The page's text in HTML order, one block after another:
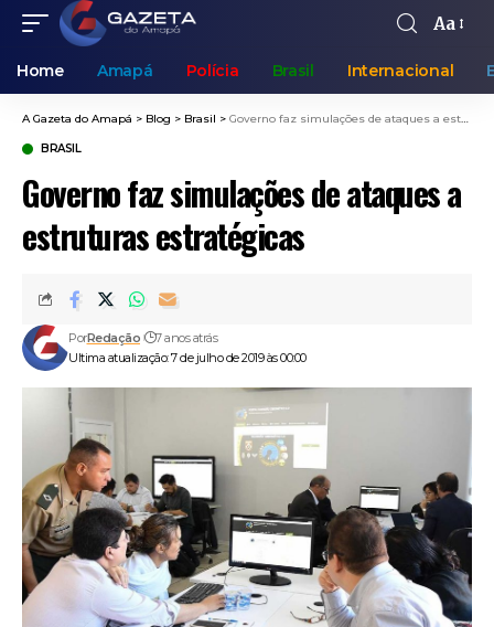
Aa
Home Amapá Polícia Brasil Internacional
A Gazeta do Amapá > Blog > Brasil > Governo faz simulações de ataques a estruturas estratégicas
BRASIL
Governo faz simulações de ataques a
estruturas estratégicas
Ultima atualização: 7 de julho de 2019 às 00:00
PorRedação 7 anos atrás